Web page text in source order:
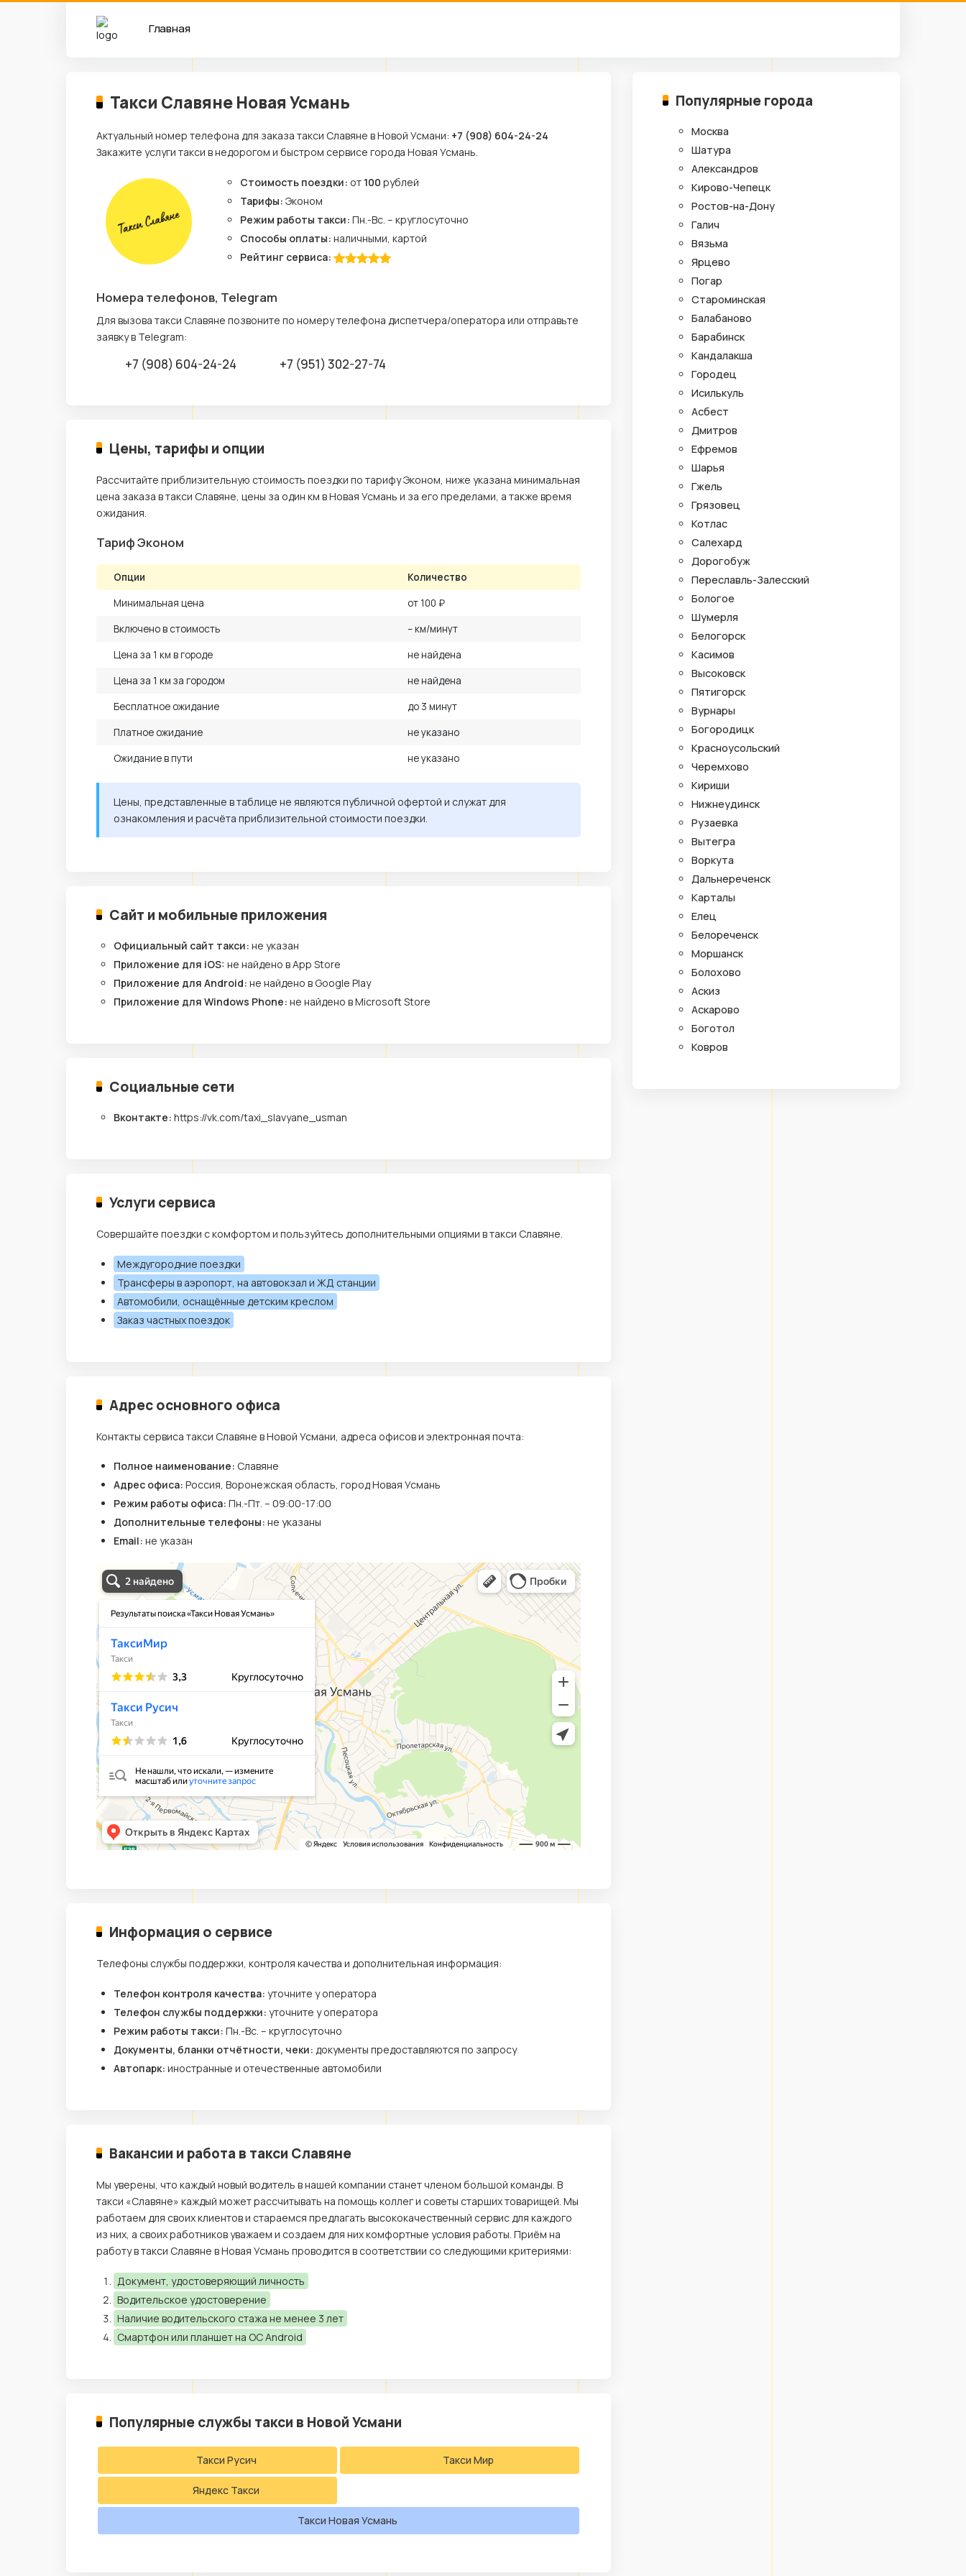
Главная
Такси Славяне Новая Усмань
Актуальный номер телефона для заказа такси Славяне в Новой Усмани: +7 (908) 604-24-24
Закажите услуги такси в недорогом и быстром сервисе города Новая Усмань.
Стоимость поездки: от 100 рублей
Тарифы:Эконом
Режим работы такси:Пн.-Вс. – круглосуточно
Способы оплаты:наличными, картой
Рейтинг сервиса:
Номера телефонов, Telegram
Для вызова такси Славяне позвоните по номеру телефона диспетчера/оператора или отправьте
заявку в Telegram:
+7 (908) 604-24-24 +7 (951) 302-27-74
Цены, тарифы и опции
Рассчитайте приблизительную стоимость поездки по тарифу Эконом, ниже указана минимальная
цена заказа в такси Славяне, цены за один км в Новая Усмань и за его пределами, а также время
ожидания.
Тариф Эконом
Опции
Количество
Минимальная цена
от 100 ₽
Включено в стоимость
– км/минут
Цена за 1 км в городе
не найдена
Цена за 1 км за городом
не найдена
Бесплатное ожидание
до 3 минут
Платное ожидание
не указано
Ожидание в пути
не указано
Цены, представленные в таблице не являются публичной офертой и служат для
ознакомления и расчёта приблизительной стоимости поездки.
Сайт и мобильные приложения
Официальный сайт такси: не указан
Приложение для iOS: не найдено в App Store
Приложение для Android: не найдено в Google Play
Приложение для Windows Phone: не найдено в Microsoft Store
Социальные сети
Вконтакте: https://vk.com/taxi_slavyane_usman
Услуги сервиса
Совершайте поездки с комфортом и пользуйтесь дополнительными опциями в такси Славяне.
Междугородние поездки
Трансферы в аэропорт, на автовокзал и ЖД станции
Автомобили, оснащённые детским креслом
Заказ частных поездок
Адрес основного офиса
Контакты сервиса такси Славяне в Новой Усмани, адреса офисов и электронная почта:
Полное наименование: Славяне
Адрес офиса: Россия, Воронежская область, город Новая Усмань
Режим работы офиса: Пн.-Пт. – 09:00-17:00
Дополнительные телефоны: не указаны
Email: не указан
Информация о сервисе
Телефоны службы поддержки, контроля качества и дополнительная информация:
Телефон контроля качества: уточните у оператора
Телефон службы поддержки: уточните у оператора
Режим работы такси: Пн.-Вс. – круглосуточно
Документы, бланки отчётности, чеки: документы предоставляются по запросу
Автопарк: иностранные и отечественные автомобили
Вакансии и работа в такси Славяне
Мы уверены, что каждый новый водитель в нашей компании станет членом большой команды. В
такси «Славяне» каждый может рассчитывать на помощь коллег и советы старших товарищей. Мы
работаем для своих клиентов и стараемся предлагать высококачественный сервис для каждого
из них, а своих работников уважаем и создаем для них комфортные условия работы. Приём на
работу в такси Славяне в Новая Усмань проводится в соответствии со следующими критериями:
Документ, удостоверяющий личность
Водительское удостоверение
Наличие водительского стажа не менее 3 лет
Смартфон или планшет на ОС Android
Популярные службы такси в Новой Усмани
Такси Русич Такси Мир
Яндекс Такси
Такси Новая Усмань
Популярные города
Москва
Шатура
Александров
Кирово-Чепецк
Ростов-на-Дону
Галич
Вязьма
Ярцево
Погар
Староминская
Балабаново
Барабинск
Кандалакша
Городец
Исилькуль
Асбест
Дмитров
Ефремов
Шарья
Гжель
Грязовец
Котлас
Салехард
Дорогобуж
Переславль-Залесский
Бологое
Шумерля
Белогорск
Касимов
Высоковск
Пятигорск
Вурнары
Богородицк
Красноусольский
Черемхово
Кириши
Нижнеудинск
Рузаевка
Вытегра
Воркута
Дальнереченск
Карталы
Елец
Белореченск
Моршанск
Болохово
Аскиз
Аскарово
Боготол
Ковров